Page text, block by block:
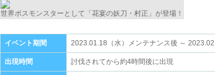
世界ボスモンスターとして「花宴の妖刀・村正」が登場！
イベント期間 2023.01.18（水）メンテナンス後 ～
出現時間 討伐されてから約4時間後に出現